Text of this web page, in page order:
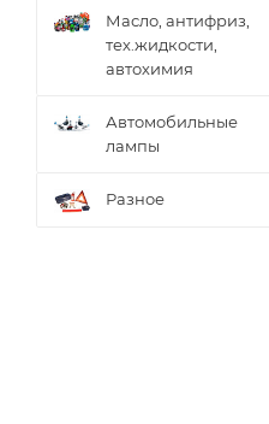
Масло, антифриз,
тех.жидкости,
автохимия
Автомобильные
лампы
Разное